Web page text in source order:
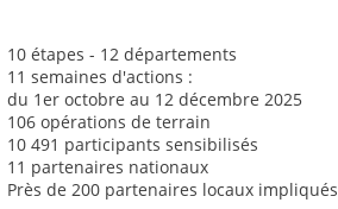
10 étapes - 12 départements
11 semaines d'actions :
du 1er octobre au 12 décembre 2025
106 opérations de terrain
10 491 participants sensibilisés
11 partenaires nationaux
Près de 200 partenaires locaux impliqués